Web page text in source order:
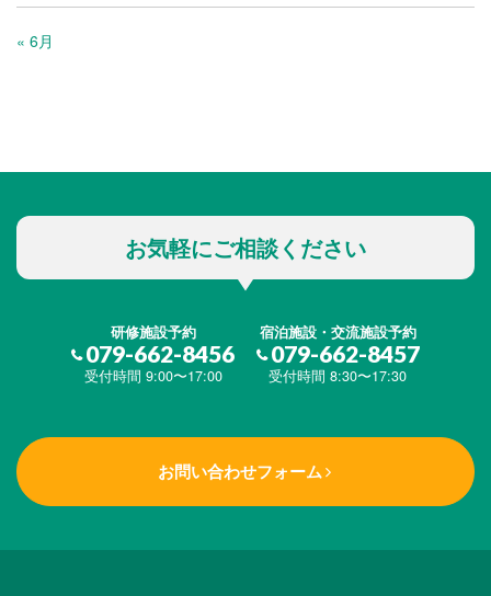
« 6月
お気軽にご相談ください
研修施設予約
079-662-8456
受付時間 9:00〜17:00
宿泊施設・交流施設予約
079-662-8457
受付時間 8:30〜17:30
お問い合わせフォーム